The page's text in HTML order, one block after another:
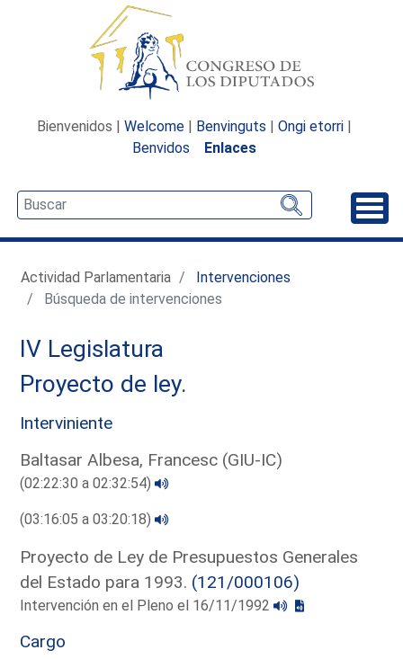
Bienvenidos | Welcome | Benvinguts | Ongi etorri |
Benvidos
Enlaces
Actividad Parlamentaria
Intervenciones
Búsqueda de intervenciones
IV Legislatura
Proyecto de ley.
Interviniente
Baltasar Albesa, Francesc (GIU-IC)
(02:22:30 a 02:32:54)
(03:16:05 a 03:20:18)
Proyecto de Ley de Presupuestos Generales
del Estado para 1993. (121/000106)
Intervención en el Pleno el 16/11/1992
Cargo